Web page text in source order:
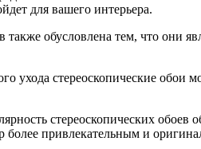
для вашего интерьера.
также обусловлена тем, что они
ухода стереоскопические обои
стереоскопических
более привлекательным и